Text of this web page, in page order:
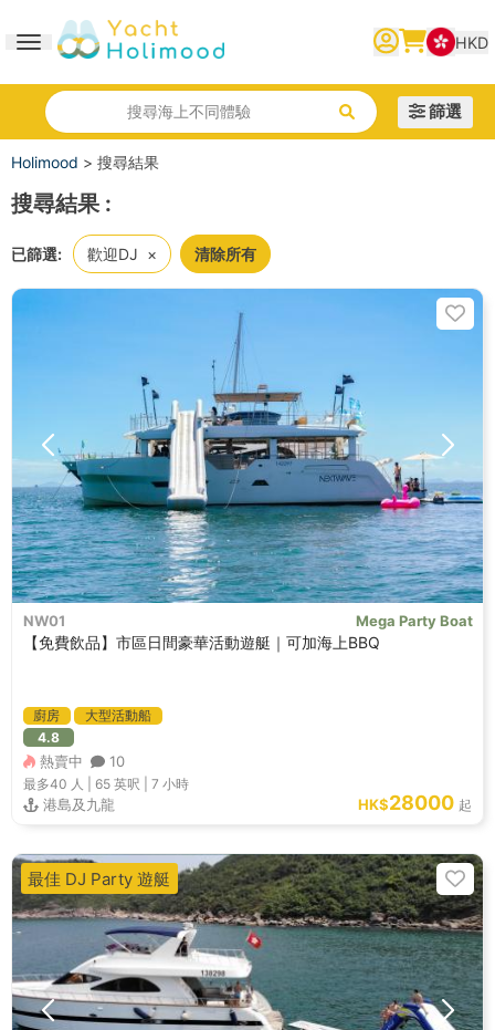
Toggle navigation
繁體中文 English 简体中文
HKD
搜尋海上不同體驗 篩選
Holimood > 搜尋結果
搜尋結果 :
已篩選: 歡迎DJ × 清除所有
NW01 Mega Party Boat
【免費飲品】市區日間豪華活動遊艇｜可加海上BBQ
廚房
大型活動船
4.8
熱賣中 10
最多40 人 | 65 英呎 7 小時
港島及九龍 HK$28000 起
最佳 DJ Party 遊艇